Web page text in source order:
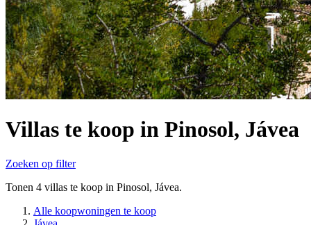
Villas te koop in Pinosol, Jávea
Zoeken op filter
Tonen 4 villas te koop in Pinosol, Jávea.
Alle koopwoningen te koop